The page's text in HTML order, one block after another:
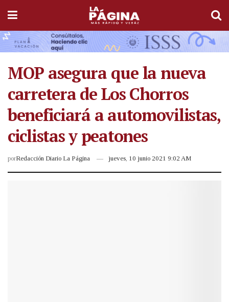
MOP asegura que la nueva
carretera de Los Chorros
beneficiará a automovilistas,
ciclistas y peatones
porRedacción Diario La Página jueves, 10 junio 2021 9:02 AM